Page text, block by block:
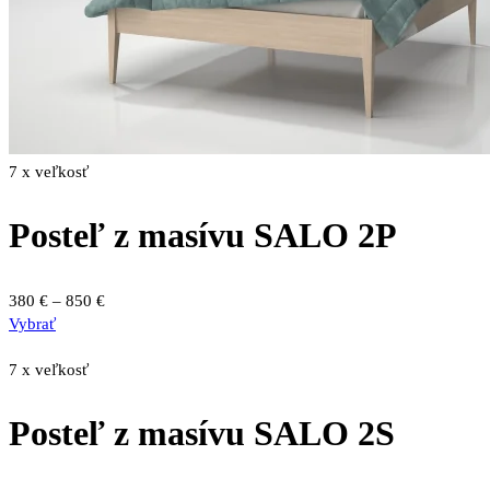
produktu.
7 x veľkosť
Posteľ z masívu SALO 2P
380 € – 850 €Price
VybraťTento
má
Možnosti
7 x veľkosť
Posteľ z masívu SALO 2S